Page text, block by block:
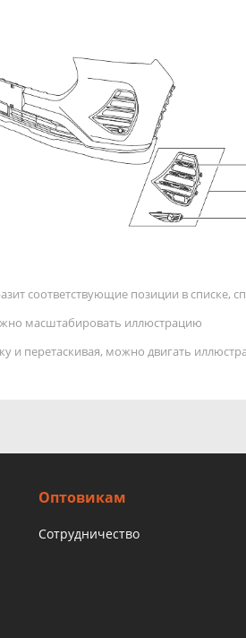
соответствующие позиции в списке,
масштабировать иллюстрацию
и перетаскивая, можно двигать
Оптовикам
Сотрудничество